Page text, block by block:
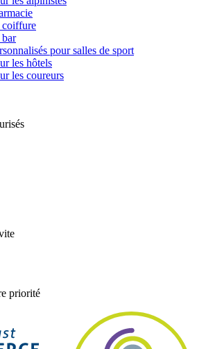
coiffure
pour salles de sport
les hôtels
les coureurs
priorité